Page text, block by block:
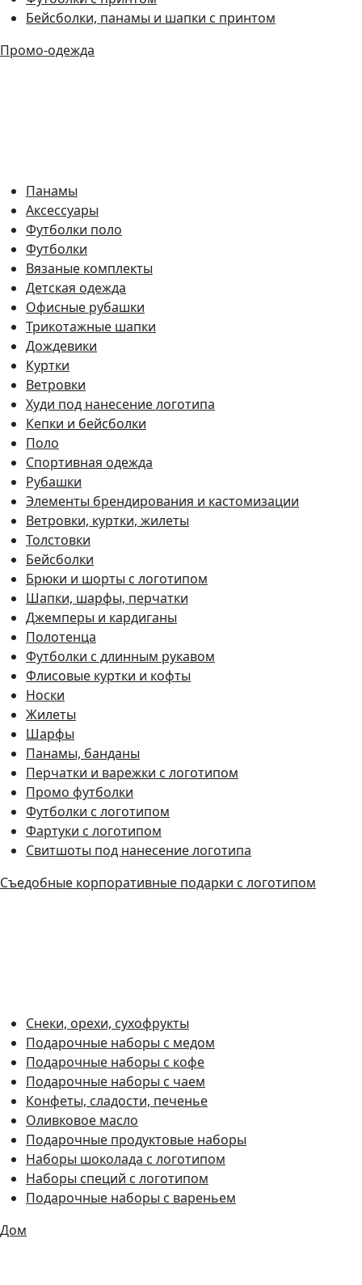
Бейсболки, панамы и шапки с принтом
Промо-одежда
Панамы
Аксессуары
Футболки поло
Футболки
Вязаные комплекты
Детская одежда
Офисные рубашки
Трикотажные шапки
Дождевики
Куртки
Ветровки
Худи под нанесение логотипа
Кепки и бейсболки
Поло
Спортивная одежда
Рубашки
Элементы брендирования и кастомизации
Ветровки, куртки, жилеты
Толстовки
Бейсболки
Брюки и шорты с логотипом
Шапки, шарфы, перчатки
Джемперы и кардиганы
Полотенца
Футболки с длинным рукавом
Флисовые куртки и кофты
Носки
Жилеты
Шарфы
Панамы, банданы
Перчатки и варежки с логотипом
Промо футболки
Футболки с логотипом
Фартуки с логотипом
Свитшоты под нанесение логотипа
Съедобные корпоративные подарки с логотипом
Снеки, орехи, сухофрукты
Подарочные наборы с медом
Подарочные наборы с кофе
Подарочные наборы с чаем
Конфеты, сладости, печенье
Оливковое масло
Подарочные продуктовые наборы
Наборы шоколада с логотипом
Наборы специй с логотипом
Подарочные наборы с вареньем
Дом